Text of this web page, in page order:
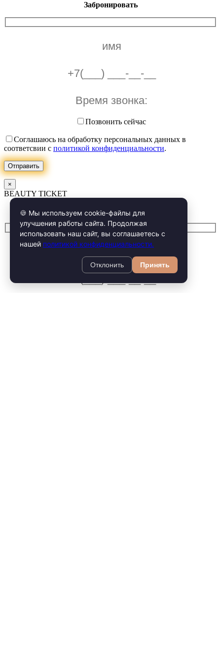
Забронировать
Позвонить сейчас
Соглашаюсь на обработку персональных данных в
соответсвии с политикой конфиденциальности.
Отправить
×
BEAUTY TICKET
Забронировать
🍪 Мы используем cookie-файлы для
улучшения работы сайта. Продолжая
использовать наш сайт, вы соглашаетесь с
нашей политикой конфиденциальности.
Отклонить Принять